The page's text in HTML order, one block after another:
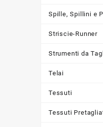
Spille, Spillini e
Striscie-Runner
Strumenti da
Telai
Tessuti
Tessuti